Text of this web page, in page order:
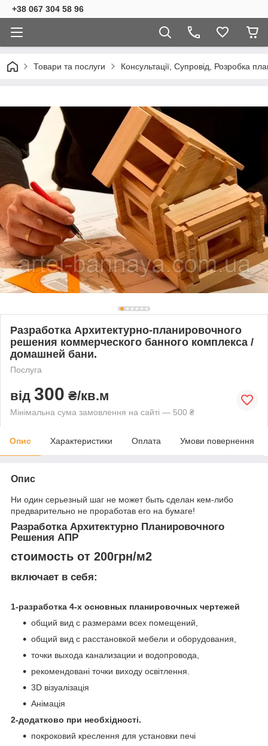
+38 067 304 58 96
Товари та послуги Консультації, Супровід, Розробка
Разработка Архитектурно-планировочного
решения коммерческого банного комплекса /
домашней бани.
Послуга
від 300 ₴/кв.м
Мінімальна сума замовлення на сайті — 500 ₴
Опис Характеристики Оплата Умови повернення
Опис
Ни один серьезный шаг не может быть сделан кем-либо
предварительно не проработав его на бумаге!
Разработка Архитектурно Планировочного
Решения АПР
стоимость от 200грн/м2
включает в себя:
1-разработка 4-х основных планировочных чертежей
общий вид с размерами всех помещений,
общий вид с расстановкой мебели и оборудования,
точки выхода канализации и водопровода,
рекомендовані точки виходу освітлення.
3D візуалізація
Анімація
2-додатково при необхідності.
покроковий креслення для установки печі